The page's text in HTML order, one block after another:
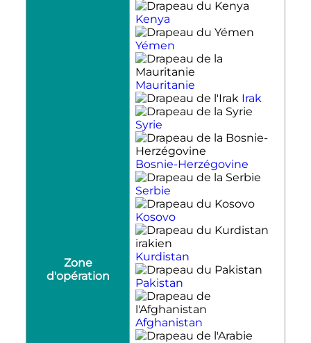
Zone
d'opération
Kenya
Yémen
Mauritanie
Irak
Syrie
Bosnie-Herzégovine
Serbie
Kosovo
Kurdistan
Pakistan
Afghanistan